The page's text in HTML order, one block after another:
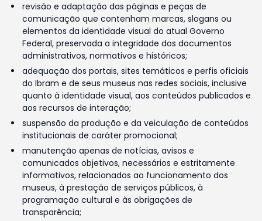
revisão e adaptação das páginas e peças de
comunicação que contenham marcas, slogans ou
elementos da identidade visual do atual Governo
Federal, preservada a integridade dos documentos
administrativos, normativos e históricos;
adequação dos portais, sites temáticos e perfis oficiais
do Ibram e de seus museus nas redes sociais, inclusive
quanto à identidade visual, aos conteúdos publicados e
aos recursos de interação;
suspensão da produção e da veiculação de conteúdos
institucionais de caráter promocional;
manutenção apenas de notícias, avisos e
comunicados objetivos, necessários e estritamente
informativos, relacionados ao funcionamento dos
museus, à prestação de serviços públicos, à
programação cultural e às obrigações de
transparência;